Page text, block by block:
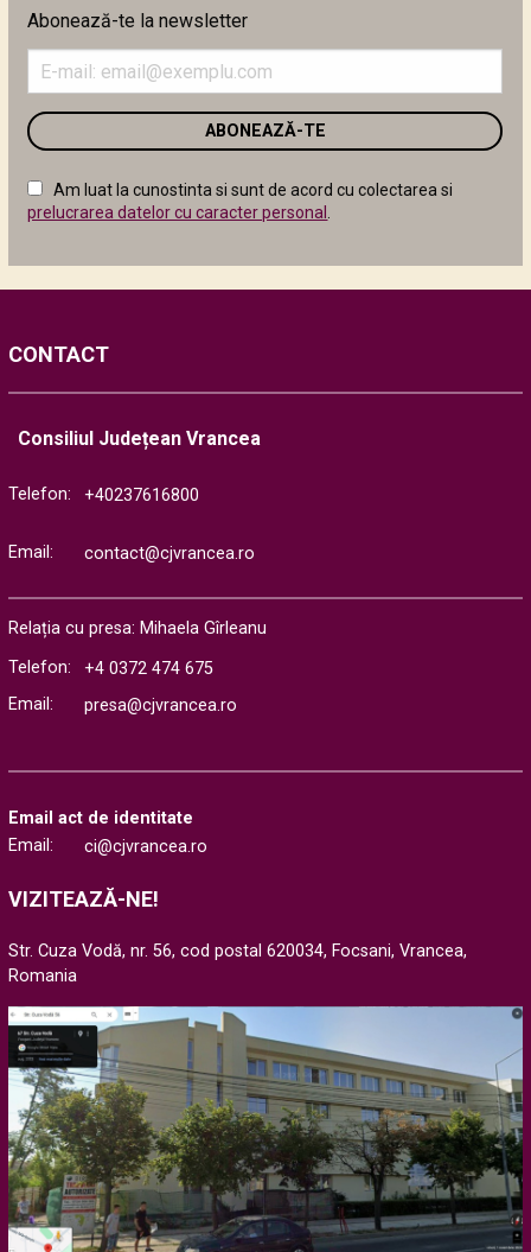
Abonează-te la newsletter
adresa
email
în
următor
Am luat la cunostinta si sunt de acord cu colectarea si
prelucrarea datelor cu caracter personal
CONTACT
Consiliul Județean Vrancea
Telefon: +40237616800
Email: contact@cjvrancea.ro
Relația cu presa: Mihaela Gîrleanu
Telefon:
+4 0372 474 675
Email:
presa@cjvrancea.ro
Email act de identitate
Email:
ci@cjvrancea.ro
VIZITEAZĂ-NE!
Str. Cuza Vodă, nr. 56, cod postal 620034, Focsani, Vrancea,
Romania